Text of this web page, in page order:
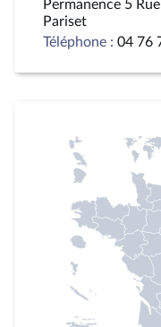
Permanence 5
Pariset
Téléphone : 04 76